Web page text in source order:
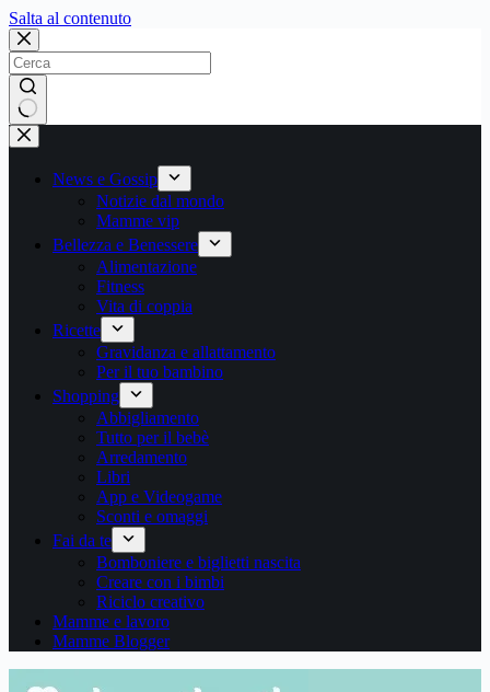
Salta al contenutoSalta
contenuto
Nessun
risultato
News e Gossip
Notizie dal mondo
Mamme vip
Bellezza e Benessere
Alimentazione
Fitness
Vita di coppia
Ricette
Gravidanza e allattamento
Per il tuo bambino
Shopping
Abbigliamento
Tutto per il bebè
Arredamento
Libri
App e Videogame
Sconti e omaggi
Fai da te
Bomboniere e biglietti nascita
Creare con i bimbi
Riciclo creativo
Mamme e lavoro
Mamme Blogger